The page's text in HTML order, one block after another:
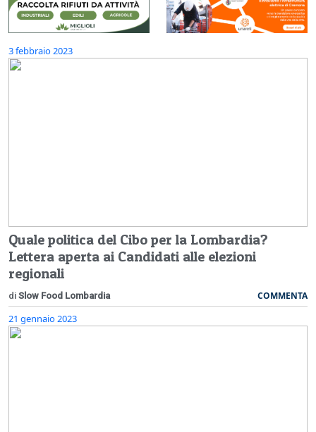
3 febbraio 2023
Quale politica del Cibo per la Lombardia?
Lettera aperta ai Candidati alle elezioni
regionali
di Slow Food Lombardia COMMENTA
21 gennaio 2023